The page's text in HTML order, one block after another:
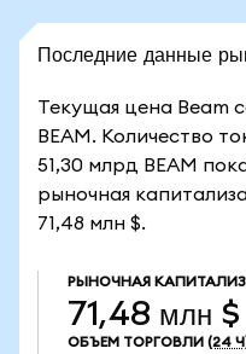
Последние данные
Текущая цена Beam
BEAM. Количество
51,30 млрд BEAM
рыночная
71,48 млн $.
РЫНОЧНАЯ
71,48 млн $
ОБЪЕМ ТОРГОВЛИ (24